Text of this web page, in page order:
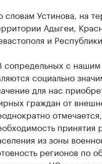
словам Устинова, на
Адыгеи,
и
сопредельных с
социально
для нас
граждан от
принятия
из зоны
регионов по